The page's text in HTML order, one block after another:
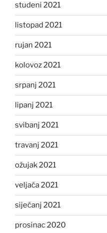
studeni 2021
listopad 2021
rujan 2021
kolovoz 2021
srpanj 2021
lipanj 2021
svibanj 2021
travanj 2021
ožujak 2021
veljača 2021
siječanj 2021
prosinac 2020